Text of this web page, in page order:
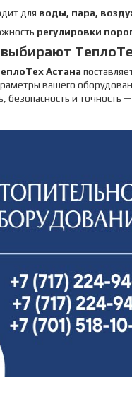
для воды, пара,
регулировки
Астана
вашего
безопасность и точность